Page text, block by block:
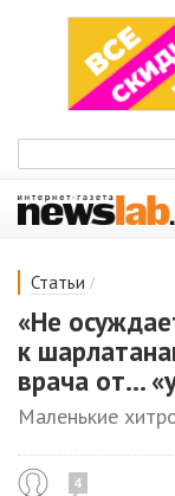
Статьи /
«Не
к
врача от...
Маленькие
4